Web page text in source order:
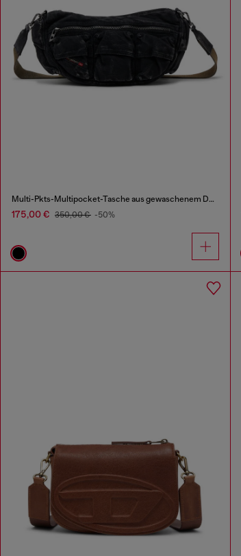
Multi-Pkts-Multipocket-Tasche aus gewaschenem Denim
175,00 € 350,00 € -50%